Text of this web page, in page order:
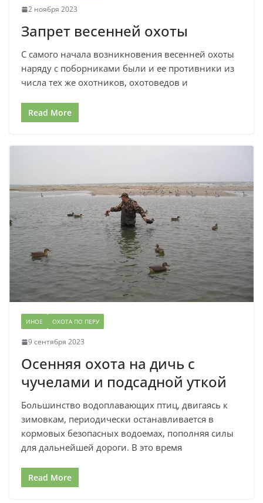
2 ноября 2023
Запрет весенней охоты
С самого начала возникновения весенней охоты
наряду с поборниками были и ее противники из
числа тех же охотников, охотоведов и
Read More
ИНОЕ ОХОТА ПО ПЕРУ
9 сентября 2023
Осенняя охота на дичь с
чучелами и подсадной уткой
Большинство водоплавающих птиц, двигаясь к
зимовкам, периодически останавливается в
кормовых безопасных водоемах, пополняя силы
для дальнейшей дороги. В это время
Read More